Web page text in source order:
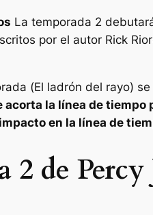
La temporada 2
por el autor Rick
(El ladrón del rayo)
acorta la línea de
en la línea de
2 de